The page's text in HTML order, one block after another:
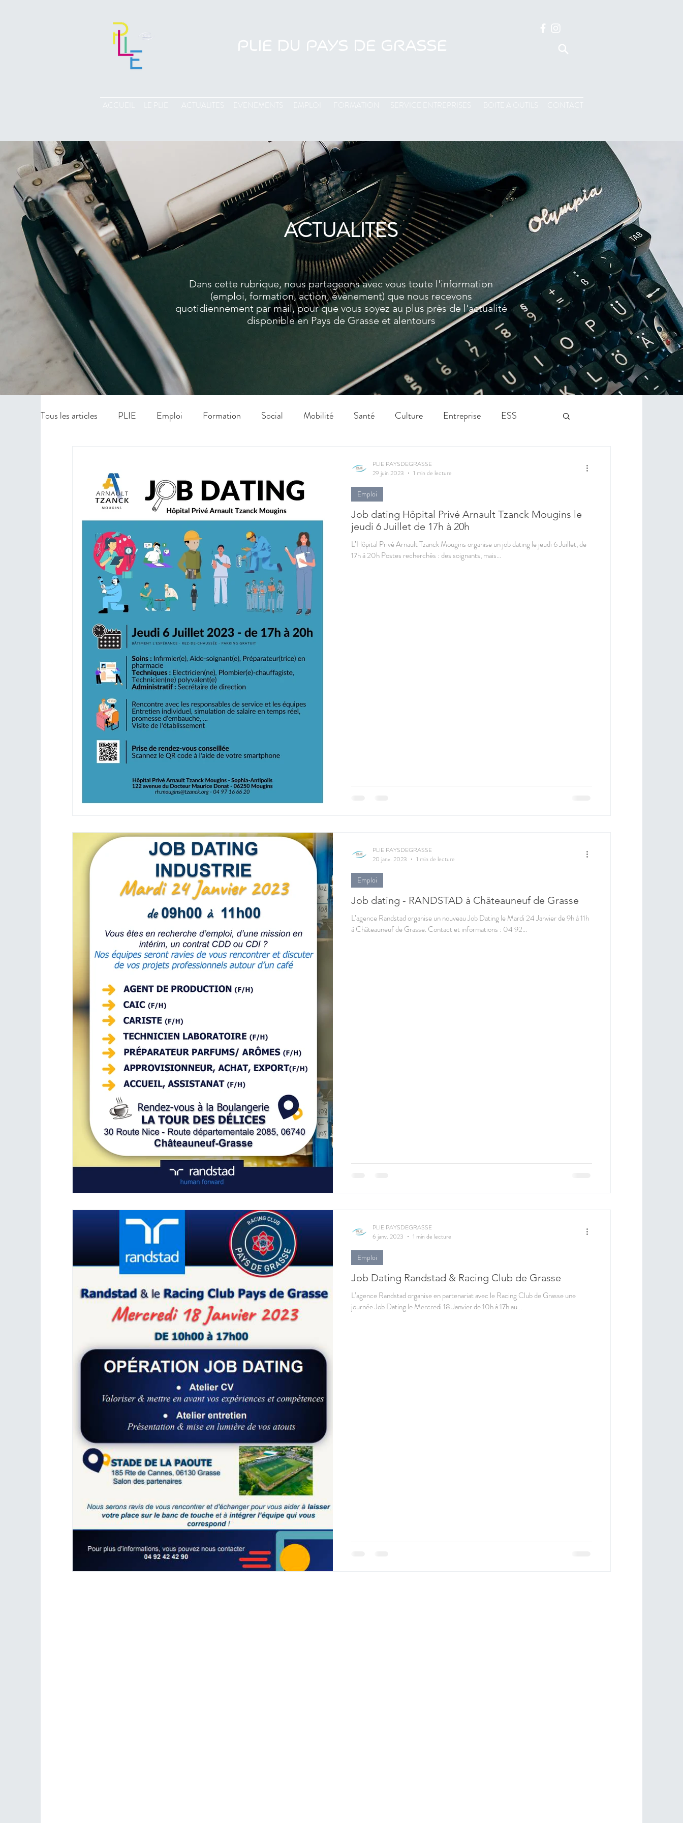
PLIE DU PAYS DE GRASSE
ACTUALITES EVENEMENTS FORMATION SERVICE ENTREPRISES BOITE A OUTILS CONTACT
ACTUALITES
Dans cette rubrique, nous partageons avec vous toute l'information
(emploi, formation, action, évènement) que nous recevons
quotidiennement par mail, pour que vous soyez au plus près de l'actualité
disponible en Pays de Grasse et alentours
Tous les articles PLIE Emploi Formation Social Mobilité Santé Culture Entreprise ESS
Job dating Hôpital Privé Arnault Tzanck Mougins le
jeudi 6 Juillet de 17h à 20h
L’Hôpital Privé Arnault Tzanck Mougins organise un job dating le jeudi 6 Juillet, de
17h à 20h Postes recherchés : des soignants, mais...
Emploi
PLIE PAYSDEGRASSE
29 juin 2023
1 min de lecture
Job dating - RANDSTAD à Châteauneuf de Grasse
L’agence Randstad organise un nouveau Job Dating le Mardi 24 Janvier de 9h à 11h
à Châteauneuf de Grasse. Contact et informations : 04 92...
Emploi
PLIE PAYSDEGRASSE
20 janv. 2023
1 min de lecture
Job Dating Randstad & Racing Club de Grasse
L’agence Randstad organise en partenariat avec le Racing Club de Grasse une
journée Job Dating le Mercredi 18 Janvier de 10h à 17h au...
Emploi
PLIE PAYSDEGRASSE
6 janv. 2023
1 min de lecture